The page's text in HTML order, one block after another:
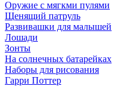
Оружие с мягкми пулями
Щенящий патруль
Развивашки для малышей
Лошади
Зонты
На солнечных батарейках
Наборы для рисования
Гарри Поттер